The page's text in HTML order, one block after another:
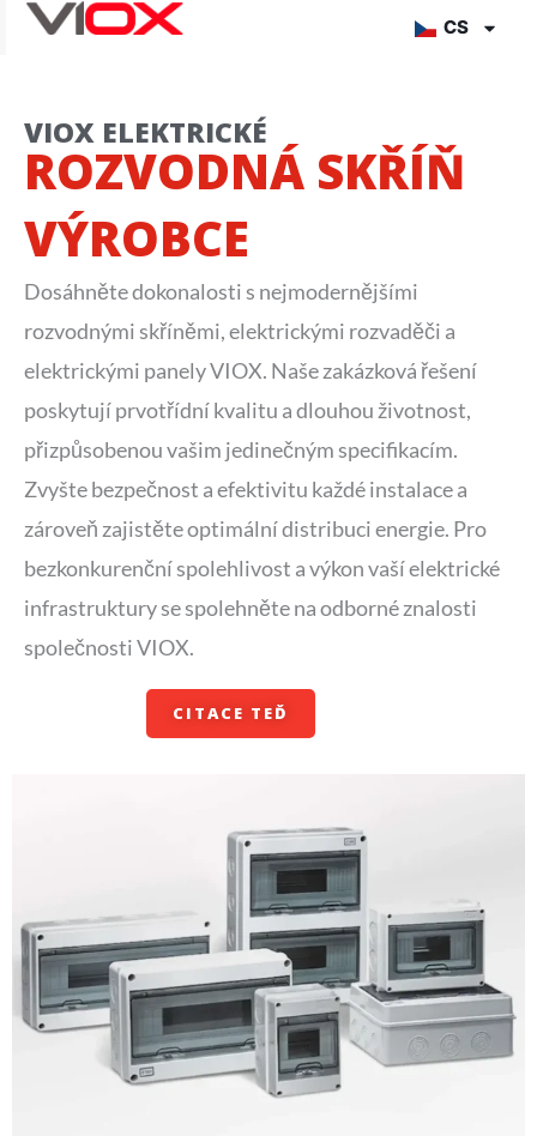
Přejít
CS
VIOX ELEKTRICKÉ
ROZVODNÁ SKŘÍŇ
VÝROBCE
Dosáhněte dokonalosti s nejmodernějšími
rozvodnými skříněmi, elektrickými rozvaděči a
elektrickými panely VIOX. Naše zakázková řešení
poskytují prvotřídní kvalitu a dlouhou životnost,
přizpůsobenou vašim jedinečným specifikacím.
Zvyšte bezpečnost a efektivitu každé instalace a
zároveň zajistěte optimální distribuci energie. Pro
bezkonkurenční spolehlivost a výkon vaší elektrické
infrastruktury se spolehněte na odborné znalosti
společnosti VIOX.
CITACE TEĎ